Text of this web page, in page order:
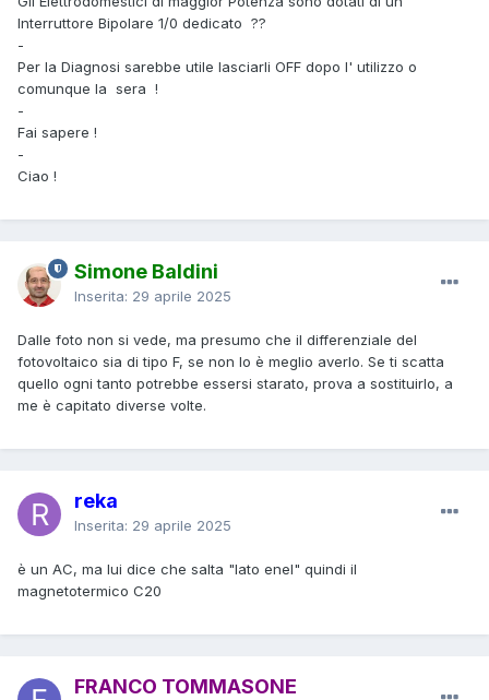
Interruttore Bipolare 1/0 dedicato ??
-
Per la Diagnosi sarebbe utile lasciarli OFF dopo l' utilizzo o
comunque la sera !
-
Fai sapere !
-
Ciao !
Simone Baldini
Inserita: 29 aprile 2025
Dalle foto non si vede, ma presumo che il differenziale del
fotovoltaico sia di tipo F, se non lo è meglio averlo. Se ti scatta
quello ogni tanto potrebbe essersi starato, prova a sostituirlo, a
me è capitato diverse volte.
reka
Inserita: 29 aprile 2025
è un AC, ma lui dice che salta "lato enel" quindi il
magnetotermico C20
FRANCO TOMMASONE